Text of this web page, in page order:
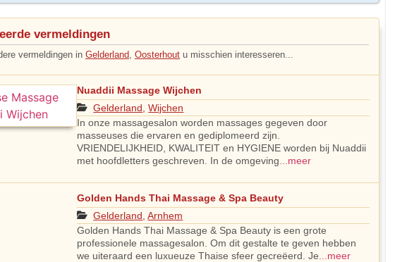
vermeldingen
vermeldingen in Gelderland Oosterhout u misschien interesseren...
Nuaddii Massage Wijchen
Gelderland ,Wijchen
In onze massagesalon worden massages gegeven door
masseuses die ervaren en gediplomeerd zijn.
VRIENDELIJKHEID, KWALITEIT en HYGIENE worden bij Nuaddii
met hoofdletters geschreven. In de omgeving ...meer
Golden Hands Thai Massage & Spa Beauty
Gelderland ,Arnhem
Golden Hands Thai Massage & Spa Beauty is een grote
professionele massagesalon. Om dit gestalte te geven hebben
we uiteraard een luxueuze Thaise sfeer gecreëerd. Je ...meer